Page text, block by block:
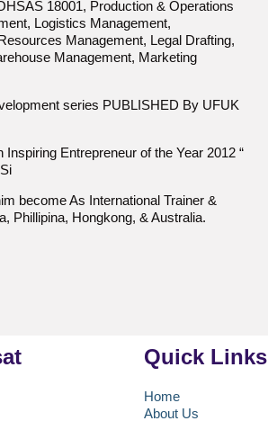
18001, Production & Operations
Logistics Management,
Management, Legal Drafting,
Management, Marketing
series PUBLISHED By UFUK
Entrepreneur of the Year 2012 “
become As International Trainer &
Phillipina, Hongkong, & Australia.
Quick Links
Home
About Us